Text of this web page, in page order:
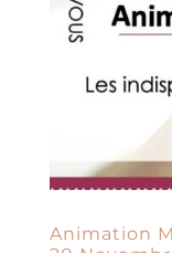
Animation